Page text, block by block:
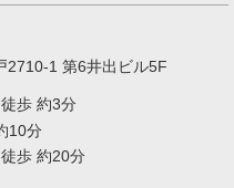
2710-1 第6井出ビル5F
歩 約3分
10分
歩 約20分